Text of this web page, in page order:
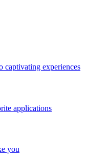
captivating experiences
applications
you